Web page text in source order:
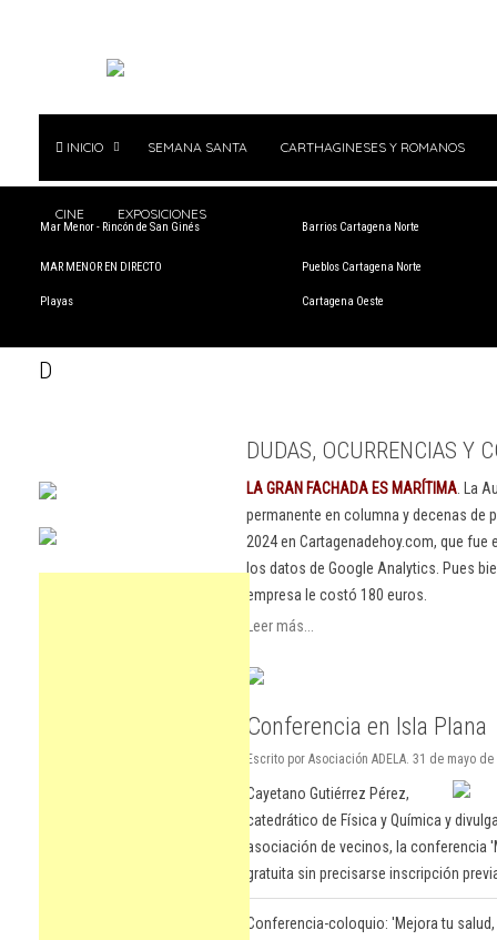
INICIO SEMANA SANTA CARTHAGINESES Y ROMANOS
CINE EXPOSICIONES
Mar Menor - Rincón de San Ginés
MAR MENOR EN DIRECTO
Playas
Barrios Cartagena Norte
Pueblos Cartagena Norte
Cartagena Oeste
D
DUDAS, OCURRENCIAS Y
LA GRAN FACHADA ES MARÍTIMA . La
permanente en columna y decenas
2024 en Cartagenadehoy.com, que
los datos de Google Analytics. Pues
empresa le costó 180 euros.
Leer más...
Conferencia en Isla Plana
Escrito por Asociación ADELA. 31 de mayo de
Cayetano Gutiérrez Pérez,
catedrático de Física y Química y
asociación de vecinos, la conferencia
gratuita sin precisarse inscripción
Conferencia-coloquio: 'Mejora tu